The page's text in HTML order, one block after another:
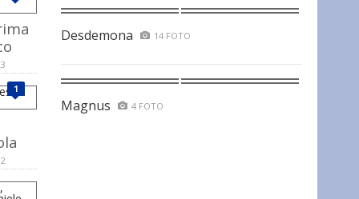
1
Desdemona 14 FOTO
Magnus 4 FOTO